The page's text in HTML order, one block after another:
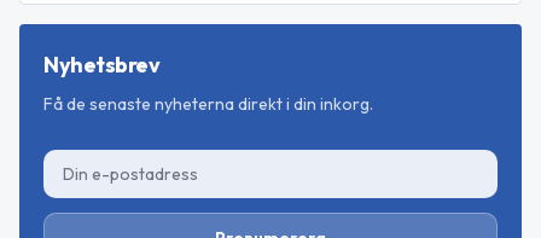
Nyhetsbrev
Få de senaste nyheterna direkt i din inkorg.